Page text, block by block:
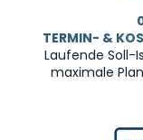
TERMIN- &
Laufende Soll-
maximale